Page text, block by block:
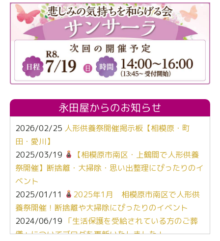
永田屋からのお知らせ
2026/02/25 人形供養祭開催掲示板【相模原・町
田・愛川】
2025/03/19
【相模原市南区・上鶴間で人形供養
祭開催】断捨離・大掃除・思い出整理にぴったりのイ
ベント
2025/01/11
2025年1月 相模原市南区で人形供
養祭開催！断捨離や大掃除にぴったりのイベント
2024/06/19 「生活保護を受給されている方のご葬
儀」についてブログを更新いたしました！